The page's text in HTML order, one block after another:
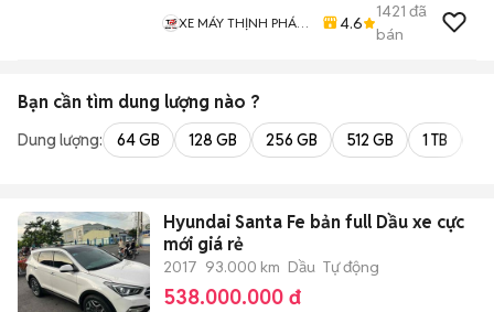
XE MÁY THỊNH PHÁT
4.6
1421 đã
bán
Bạn cần tìm dung lượng nào ?
Dung lượng: 64 GB 128 GB 256 GB 512 GB 1 TB
Hyundai Santa Fe bản full Dầu xe cực
mới giá rẻ
2017 93.000 km Dầu Tự động
538.000.000 đ